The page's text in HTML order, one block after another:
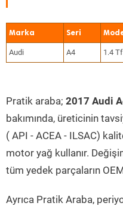
Marka Seri
Audi A4 1.4
Pratik araba; 2017 Audi
bakımında, üreticinin
( API - ACEA - ILSAC)
motor yağ kullanır.
tüm yedek parçaların
Ayrıca Pratik Araba,